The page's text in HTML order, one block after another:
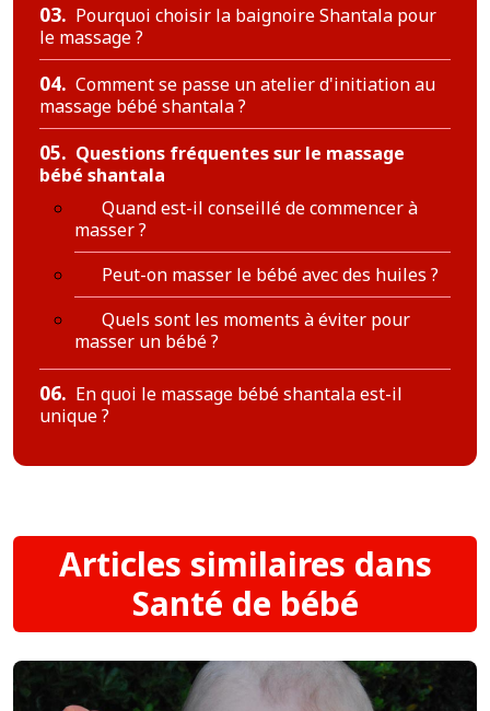
03. Pourquoi choisir la baignoire Shantala pour
le massage ?
04. Comment se passe un atelier d'initiation au
massage bébé shantala ?
05. Questions fréquentes sur le massage
bébé shantala
Quand est-il conseillé de commencer à
masser ?
Peut-on masser le bébé avec des huiles ?
Quels sont les moments à éviter pour
masser un bébé ?
06. En quoi le massage bébé shantala est-il
unique ?
Articles similaires dans
Santé de bébé